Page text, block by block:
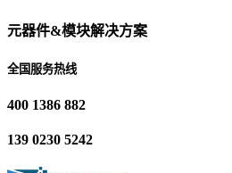
元器件&模块解决方案
全国服务热线
400 1386 882
139 0230 5242